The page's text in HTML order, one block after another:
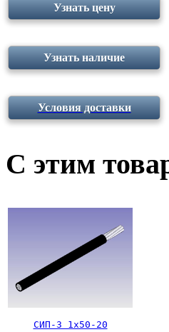
Узнать цену
Узнать наличие
Условия доставки
С этим
СИП-3 1х50-20